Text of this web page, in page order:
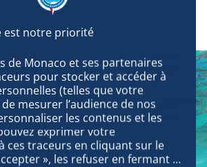
de Monaco et ses partenaires
pour stocker et accéder à
(telles que votre
mesurer l’audience de nos
les contenus et les
exprimer votre
ces traceurs en cliquant sur le
», les refuser en fermant